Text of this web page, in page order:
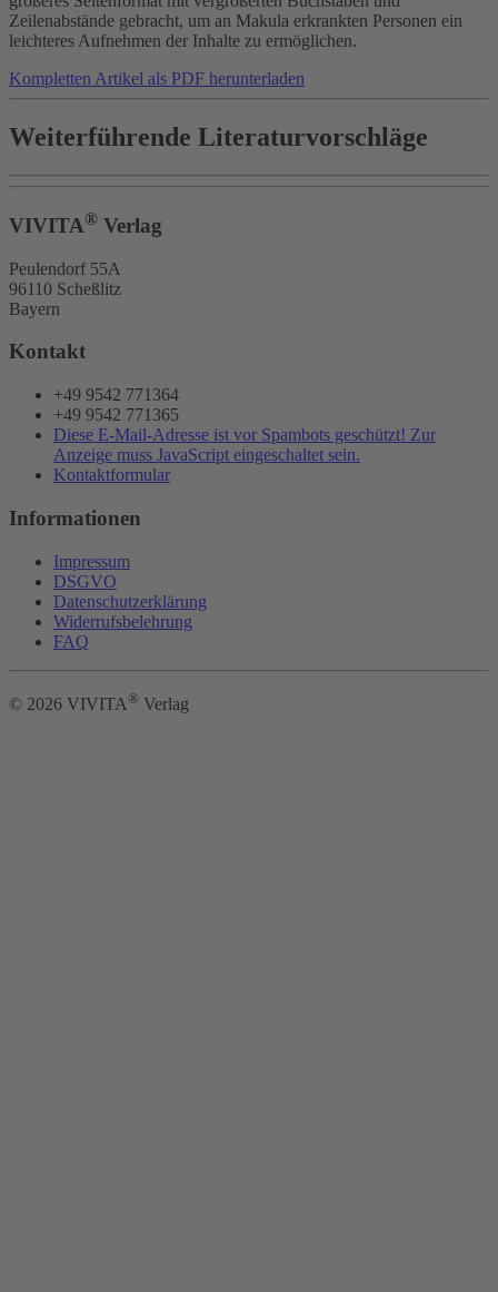
Zeilenabstände gebracht, um an Makula erkrankten Personen ein
leichteres Aufnehmen der Inhalte zu ermöglichen.
Kompletten Artikel als PDF herunterladen
Weiterführende Literaturvorschläge
VIVITA® Verlag
Peulendorf 55A
96110 Scheßlitz
Bayern
Kontakt
+49 9542 771364
+49 9542 771365
Diese E-Mail-Adresse ist vor Spambots geschützt! Zur
Anzeige muss JavaScript eingeschaltet sein.
Kontaktformular
Informationen
Impressum
DSGVO
Datenschutzerklärung
Widerrufsbelehrung
FAQ
© 2026 VIVITA® Verlag